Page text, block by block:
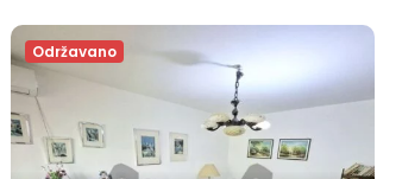
Održavano